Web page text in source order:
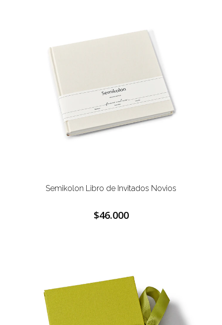
Semikolon Libro de Invitados Novios
$46.000